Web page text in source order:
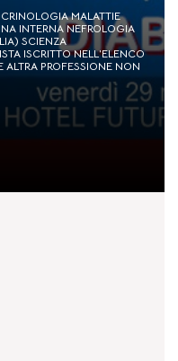
MALATTIE
INTERNA NEFROLOGIA
SCIENZA
ISCRITTO NELL’ELENCO
ALTRA PROFESSIONE NON